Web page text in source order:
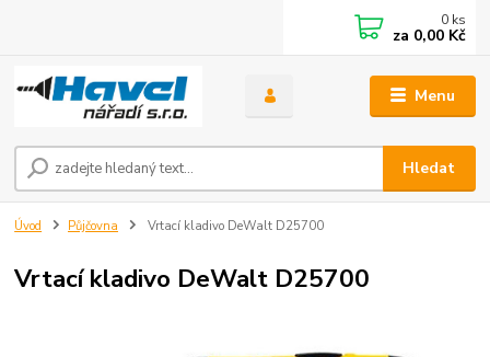
Menu
Hledat
0 ks
za 0,00 Kč
Úvod Půjčovna Vrtací kladivo DeWalt D25700
Vrtací kladivo DeWalt D25700